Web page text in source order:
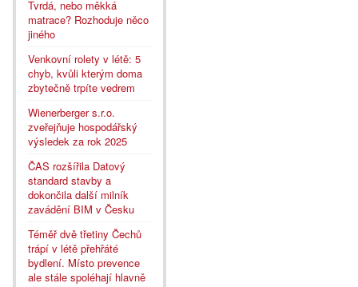
Tvrdá, nebo měkká
matrace? Rozhoduje něco
jiného
Venkovní rolety v létě: 5
chyb, kvůli kterým doma
zbytečně trpíte vedrem
Wienerberger s.r.o.
zveřejňuje hospodářský
výsledek za rok 2025
ČAS rozšířila Datový
standard stavby a
dokončila další milník
zavádění BIM v Česku
Téměř dvě třetiny Čechů
trápí v létě přehřáté
bydlení. Místo prevence
ale stále spoléhají hlavně